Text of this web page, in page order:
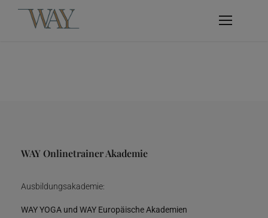
WAY Onlinetrainer Akademie
Ausbildungsakademie:
WAY YOGA und WAY Europäische Akademien